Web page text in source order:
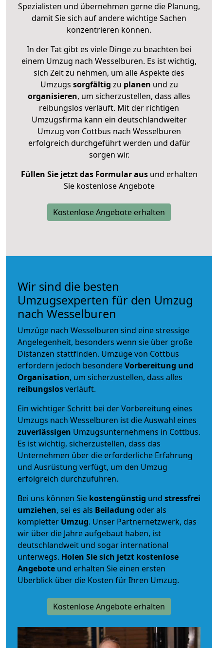
Spezialisten und übernehmen gerne die Planung,
damit Sie sich auf andere wichtige Sachen
konzentrieren können.
In der Tat gibt es viele Dinge zu beachten bei
einem Umzug nach Wesselburen. Es ist wichtig,
sich Zeit zu nehmen, um alle Aspekte des
Umzugs sorgfältig zu planen und zu
organisieren, um sicherzustellen, dass alles
reibungslos verläuft. Mit der richtigen
Umzugsfirma kann ein deutschlandweiter
Umzug von Cottbus nach Wesselburen
erfolgreich durchgeführt werden und dafür
sorgen wir.
Füllen Sie jetzt das Formular ausund erhalten
Sie kostenlose Angebote
Kostenlose Angebote erhalten
Wir sind die besten
Umzugsexperten für den Umzug
nach Wesselburen
Umzüge nach Wesselburen sind eine stressige
Angelegenheit, besonders wenn sie über große
Distanzen stattfinden. Umzüge von Cottbus
erfordern jedoch besondereVorbereitung und
Organisation, um sicherzustellen, dass alles
reibungslosverläuft.
Ein wichtiger Schritt bei der Vorbereitung eines
Umzugs nach Wesselburen ist die Auswahl eines
zuverlässigen Umzugsunternehmens in Cottbus.
Es ist wichtig, sicherzustellen, dass das
Unternehmen über die erforderliche Erfahrung
und Ausrüstung verfügt, um den Umzug
erfolgreich durchzuführen.
Bei uns können Sie kostengünstig und stressfrei
umziehen, sei es als Beiladung oder als
kompletter Umzug. Unser Partnernetzwerk, das
wir über die Jahre aufgebaut haben, ist
deutschlandweit und sogar international
unterwegs. Holen Sie sich jetzt kostenlose
Angebote und erhalten Sie einen ersten
Überblick über die Kosten für Ihren Umzug.
Kostenlose Angebote erhalten